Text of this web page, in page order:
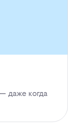
даже когда